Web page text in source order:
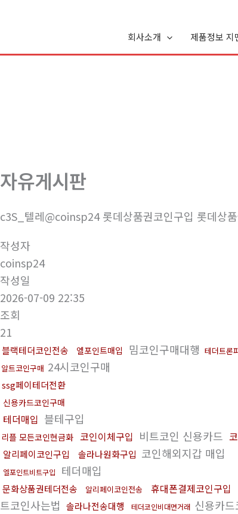
회사소개 제품정보 지
자유게시판
c3S_텔레@coinsp24 롯데상품권코인구입 롯데상
작성자
coinsp24
작성일
2026-07-09 22:35
조회
21
블랙테더코인전송 엘포인트매입 밈코인구매대행 테더트론
알트코인구매 24시코인구매
ssg페이테더전환
신용카드코인구매
테더매입 블테구입
리플 모든코인현금화 코인이체구입 비트코인 신용카드
알리페이코인구입 솔라나원화구입 코인해외지갑 매입
엘포인트비트구입 테더매입
문화상품권테더전송 알리페이코인전송 휴대폰결제코인구입
트코인사는법 솔라나전송대행 테더코인비대면거래 신용카